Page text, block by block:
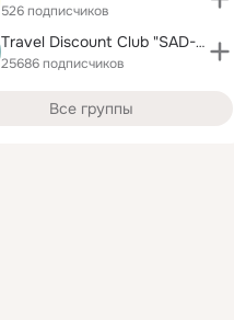
526 подписчиков
Travel Discount Club "SAD-Cо"
25686 подписчиков
Все группы